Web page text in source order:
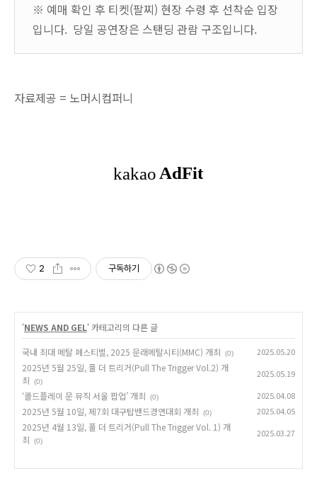
※ 예매 확인 후 티켓(팔찌) 현장 수령 후 선착순 입장
입니다. 당일 공연장은 스탠딩 관람 구조입니다.
자료제공 = 노머시컴퍼니
2 구독하기
'NEWS AND GEL' 카테고리의 다른 글
국내 최대 메탈 페스티벌, 2025 문래메탈시티(MMC) 개최 (0) 2025.05.20
2025년 5월 25일, 풀 더 트리거(Pull The Trigger Vol.2) 개
최
(0)
2025.05.19
‘콜드플레이 문 뮤직 서울 팝업’ 개최 (0) 2025.04.08
2025년 5월 10일, 제7회 대구탑밴드경연대회 개최 (0) 2025.04.05
2025년 4월 13일, 풀 더 트리거(Pull The Trigger Vol. 1) 개
최
(0)
2025.03.27